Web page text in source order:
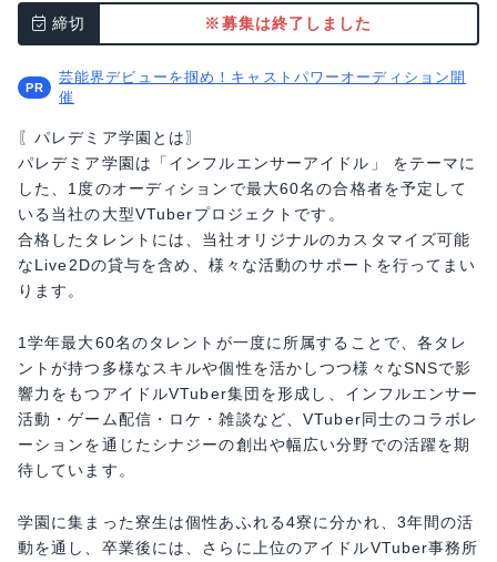
締切 ※募集は終了しました
芸能界デビューを掴め！キャストパワーオーディション開
催
〖パレデミア学園とは〗
パレデミア学園は「インフルエンサーアイドル」 をテーマに
した、1度のオーディションで最大60名の合格者を予定して
いる当社の大型VTuberプロジェクトです。
合格したタレントには、当社オリジナルのカスタマイズ可能
なLive2Dの貸与を含め、様々な活動のサポートを行ってまい
ります。
1学年最大60名のタレントが一度に所属することで、各タレ
ントが持つ多様なスキルや個性を活かしつつ様々なSNSで影
響力をもつアイドルVTuber集団を形成し、インフルエンサー
活動・ゲーム配信・ロケ・雑談など、VTuber同士のコラボレ
ーションを通じたシナジーの創出や幅広い分野での活躍を期
待しています。
学園に集まった寮生は個性あふれる4寮に分かれ、3年間の活
動を通し、卒業後には、さらに上位のアイドルVTuber事務所